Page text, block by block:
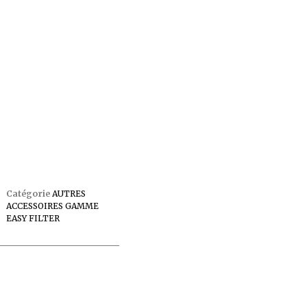
Catégorie AUTRES
ACCESSOIRES GAMME
EASY FILTER